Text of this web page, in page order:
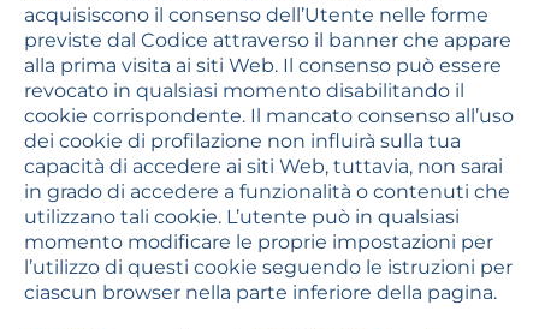
acquisiscono il consenso dell’Utente nelle forme
previste dal Codice attraverso il banner che appare
alla prima visita ai siti Web. Il consenso può essere
revocato in qualsiasi momento disabilitando il
cookie corrispondente. Il mancato consenso all’uso
dei cookie di profilazione non influirà sulla tua
capacità di accedere ai siti Web, tuttavia, non sarai
in grado di accedere a funzionalità o contenuti che
utilizzano tali cookie. L’utente può in qualsiasi
momento modificare le proprie impostazioni per
l’utilizzo di questi cookie seguendo le istruzioni per
ciascun browser nella parte inferiore della pagina.